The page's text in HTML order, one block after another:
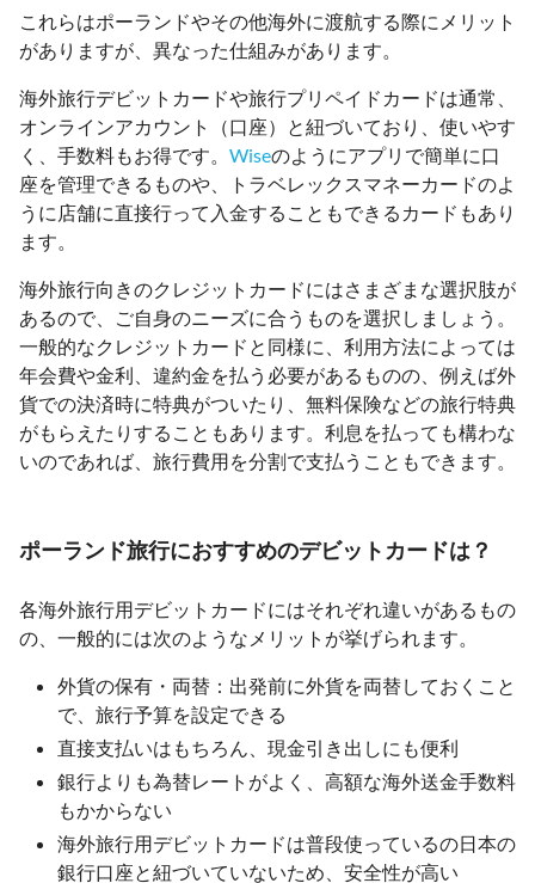
これらはポーランドやその他海外に渡航する際にメリット
がありますが、異なった仕組みがあります。
海外旅行デビットカードや旅行プリペイドカードは通常、
オンラインアカウント（口座）と紐づいており、使いやす
く、手数料もお得です。 Wiseのようにアプリで簡単に口
座を管理できるものや、トラベレックスマネーカードのよ
うに店舗に直接行って入金することもできるカードもあり
ます。
海外旅行向きのクレジットカードにはさまざまな選択肢が
あるので、ご自身のニーズに合うものを選択しましょう。
一般的なクレジットカードと同様に、利用方法によっては
年会費や金利、違約金を払う必要があるものの、例えば外
貨での決済時に特典がついたり、無料保険などの旅行特典
がもらえたりすることもあります。利息を払っても構わな
いのであれば、旅行費用を分割で支払うこともできます。
ポーランド旅行におすすめのデビットカードは？
各海外旅行用デビットカードにはそれぞれ違いがあるもの
の、一般的には次のようなメリットが挙げられます。
外貨の保有・両替：出発前に外貨を両替しておくこと
で、旅行予算を設定できる
直接支払いはもちろん、現金引き出しにも便利
銀行よりも為替レートがよく、高額な海外送金手数料
もかからない
海外旅行用デビットカードは普段使っているの日本の
銀行口座と紐づいていないため、安全性が高い